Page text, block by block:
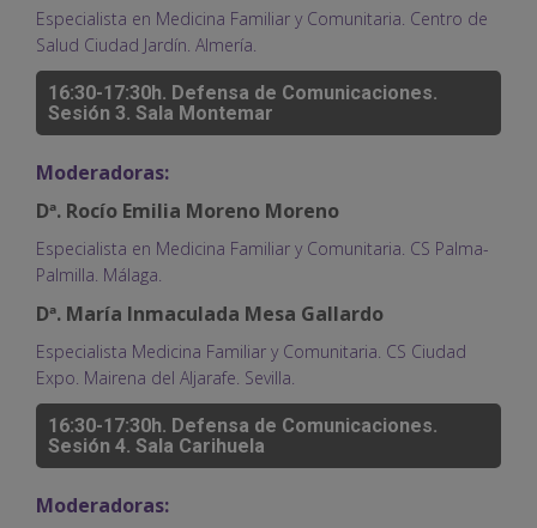
Especialista en Medicina Familiar y Comunitaria. Centro de
Salud Ciudad Jardín. Almería.
16:30-17:30h. Defensa de Comunicaciones.
Sesión 3. Sala Montemar
Moderadoras:
Dª. Rocío Emilia Moreno Moreno
Especialista en Medicina Familiar y Comunitaria. CS Palma-
Palmilla. Málaga.
Dª. María Inmaculada Mesa Gallardo
Especialista Medicina Familiar y Comunitaria. CS Ciudad
Expo. Mairena del Aljarafe. Sevilla.
16:30-17:30h. Defensa de Comunicaciones.
Sesión 4. Sala Carihuela
Moderadoras: